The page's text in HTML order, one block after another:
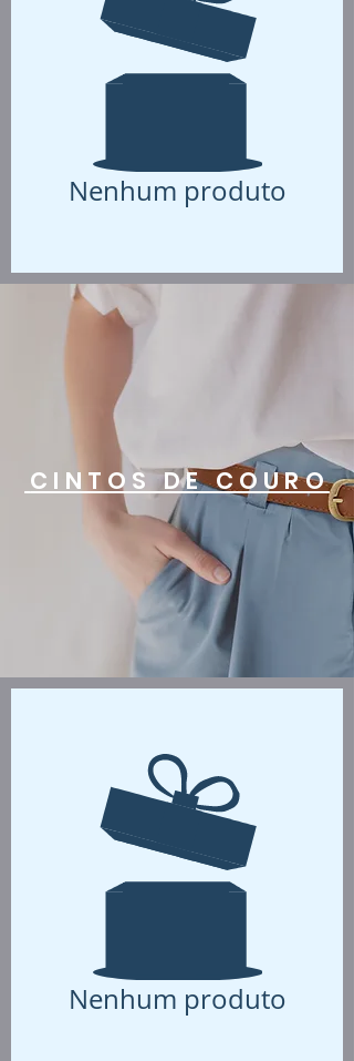
Nenhum produto
CINTOS DE COURO
Nenhum produto